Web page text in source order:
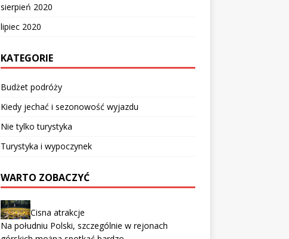
sierpień 2020
lipiec 2020
KATEGORIE
Budżet podróży
Kiedy jechać i sezonowość wyjazdu
Nie tylko turystyka
Turystyka i wypoczynek
WARTO ZOBACZYĆ
Cisna atrakcje
Na południu Polski, szczególnie w rejonach